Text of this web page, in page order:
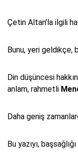
Çetin Altan’la ilgili
Bunu, yeri geldikçe,
Din düşüncesi
anlam, rahmetli
Daha geniş
Bu yazıyı,